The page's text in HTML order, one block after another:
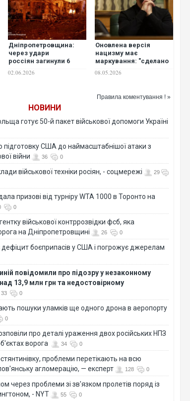
Дніпропетровщина:
через удари
россіян загинули 6
рятувальник, ще 36 -
02.06.2026
Оновлена версія
нацизму має
маркування: "сделано
Зеленський
08.05.2026
Правила коментування ! »
НОВИНИ
готує 50-й пакет військової допомоги Україні
підготовку США до наймасштабнішої атаки з
війни
36 0
військової техніки росіян, - соцмережі
29
призові від турніру WTA 1000 в Торонто на
0
військової контррозвідки фсб, яка
на Дніпропетровщині
26 0
боєприпасів у США і погрожує джерелам
повідомили про підозру у незаконному
13,9 млн грн та недостовірному
33 0
пошуки уламків ще одного дрона в аеропорту
0
про деталі ураження двох російських НПЗ
ворога
34 0
проблеми перетікають на всю
агломерацію, — експерт
128 0
через проблеми зі зв'язком пролетів поряд із
- NYT
55 0